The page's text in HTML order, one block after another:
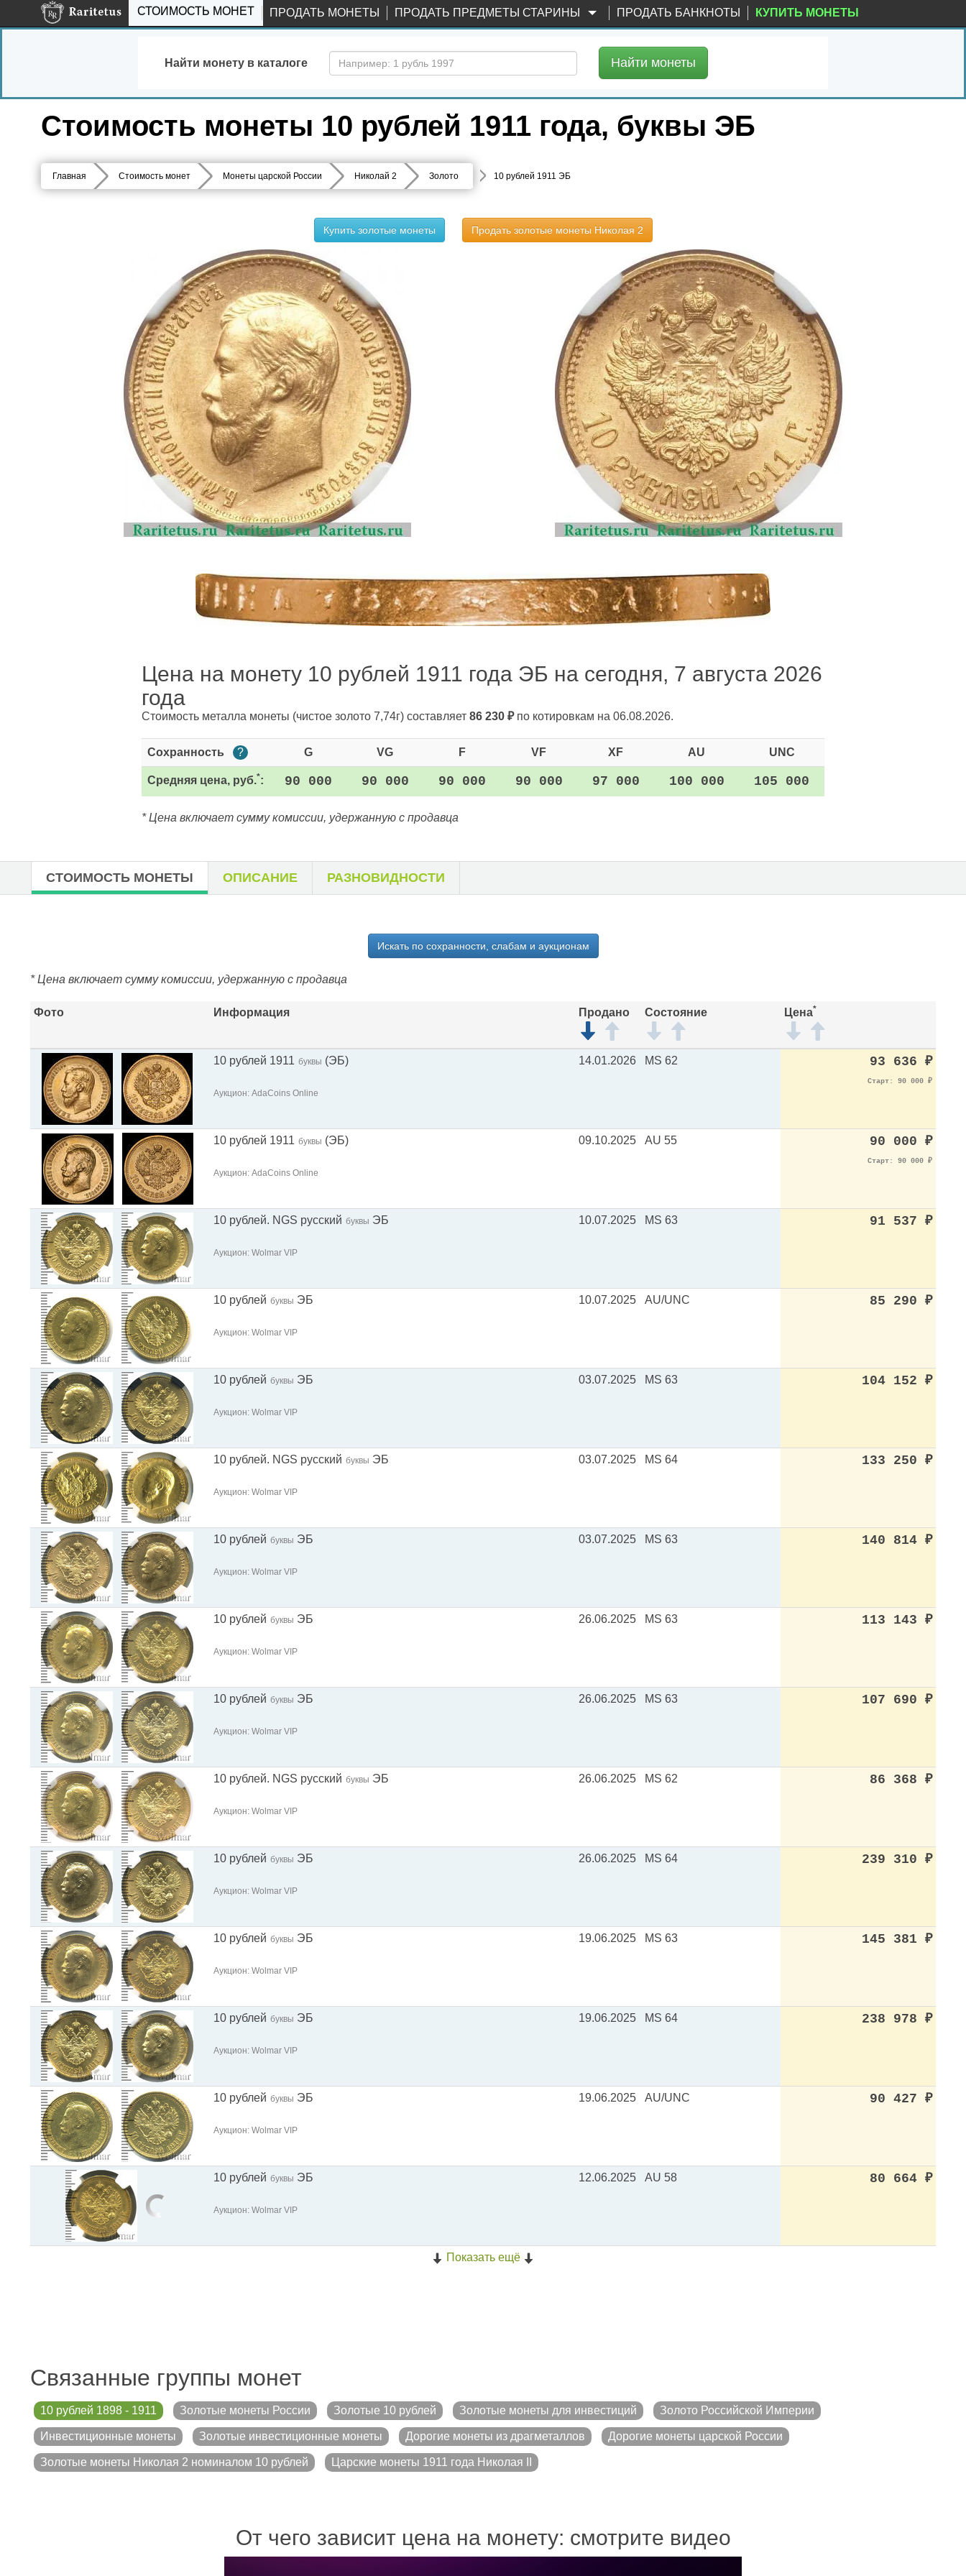
СТОИМОСТЬ МОНЕТ ПРОДАТЬ МОНЕТЫ ПРОДАТЬ ПРЕДМЕТЫ СТАРИНЫ ПРОДАТЬ БАНКНОТЫ КУПИТЬ МОНЕТЫ
Найти монету в каталоге Найти монеты
Стоимость монеты 10 рублей 1911 года, буквы ЭБ
Главная Стоимость монет Монеты царской России Николай 2 Золото 10 рублей 1911 ЭБ
Купить золотые монеты Продать золотые монеты Николая 2
Цена на монету 10 рублей 1911 года ЭБ на сегодня, 7 августа 2026
года
Стоимость металла монеты (чистое золото 7,74г) составляет 86 230 ₽по котировкам на 06.08.2026.
Сохранность ? G VG F VF XF AU UNC
Средняя цена, руб.*: 90 000 90 000 90 000 90 000 97 000 100 000 105 000
* Цена включает сумму комиссии, удержанную с продавца
СТОИМОСТЬ МОНЕТЫ ОПИСАНИЕ РАЗНОВИДНОСТИ
Искать по сохранности, слабам и аукционам
* Цена включает сумму комиссии, удержанную с продавца
Фото Информация Продано Состояние Цена*
10 рублей 1911 буквы (ЭБ)
Аукцион: AdaCoins Online
14.01.2026 MS 62 93 636 ₽
Старт: 90 000 ₽
10 рублей 1911 буквы (ЭБ)
Аукцион: AdaCoins Online
09.10.2025 AU 55 90 000 ₽
Старт: 90 000 ₽
10 рублей. NGS русский буквы ЭБ
Аукцион: Wolmar VIP
10.07.2025 MS 63 91 537 ₽
10 рублей буквы ЭБ
Аукцион: Wolmar VIP
10.07.2025 AU/UNC 85 290 ₽
10 рублей буквы ЭБ
Аукцион: Wolmar VIP
03.07.2025 MS 63 104 152 ₽
10 рублей. NGS русский буквы ЭБ
Аукцион: Wolmar VIP
03.07.2025 MS 64 133 250 ₽
10 рублей буквы ЭБ
Аукцион: Wolmar VIP
03.07.2025 MS 63 140 814 ₽
10 рублей буквы ЭБ
Аукцион: Wolmar VIP
26.06.2025 MS 63 113 143 ₽
10 рублей буквы ЭБ
Аукцион: Wolmar VIP
26.06.2025 MS 63 107 690 ₽
10 рублей. NGS русский буквы ЭБ
Аукцион: Wolmar VIP
26.06.2025 MS 62 86 368 ₽
10 рублей буквы ЭБ
Аукцион: Wolmar VIP
26.06.2025 MS 64 239 310 ₽
10 рублей буквы ЭБ
Аукцион: Wolmar VIP
19.06.2025 MS 63 145 381 ₽
10 рублей буквы ЭБ
Аукцион: Wolmar VIP
19.06.2025 MS 64 238 978 ₽
10 рублей буквы ЭБ
Аукцион: Wolmar VIP
19.06.2025 AU/UNC 90 427 ₽
10 рублей буквы ЭБ
Аукцион: Wolmar VIP
12.06.2025 AU 58 80 664 ₽
Показать ещё
Связанные группы монет
10 рублей 1898 - 1911 Золотые монеты России Золотые 10 рублей Золотые монеты для инвестиций Золото Российской Империи
Инвестиционные монеты Золотые инвестиционные монеты Дорогие монеты из драгметаллов Дорогие монеты царской России
Золотые монеты Николая 2 номиналом 10 рублей Царские монеты 1911 года Николая II
От чего зависит цена на монету: смотрите видео